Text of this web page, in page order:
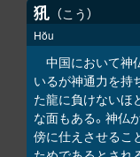
犼 こう
Hŏu
中国において神
いるが神通力を持
た龍に負けないほ
な面もある。神仏
傍に仕えさせるこ